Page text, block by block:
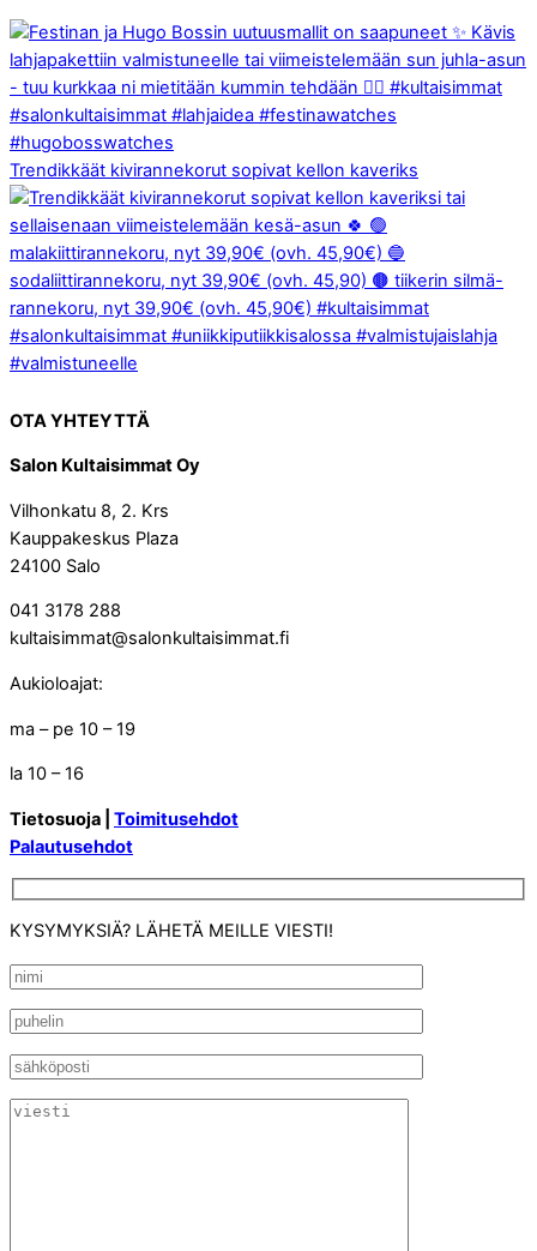
Trendikkäät kivirannekorut sopivat kellon kaveriks
OTA YHTEYTTÄ
Salon Kultaisimmat Oy
Vilhonkatu 8, 2. Krs
Kauppakeskus Plaza
24100 Salo
041 3178 288
kultaisimmat@salonkultaisimmat.fi
Aukioloajat:
ma – pe 10 – 19
la 10 – 16
Tietosuoja | Toimitusehdot
Palautusehdot
KYSYMYKSIÄ? LÄHETÄ MEILLE VIESTI!